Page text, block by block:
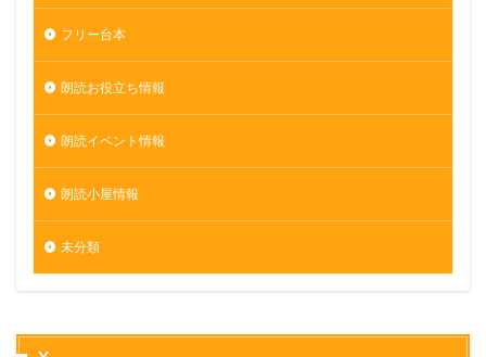
フリー台本
朗読お役立ち情報
朗読イベント情報
朗読小屋情報
未分類